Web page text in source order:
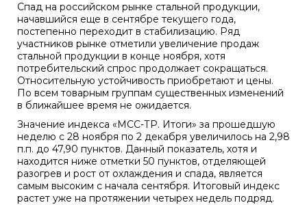
Спад на российском рынке стальной продукции,
начавшийся еще в сентябре текущего года,
постепенно переходит в стабилизацию. Ряд
участников рынке отметили увеличение продаж
стальной продукции в конце ноября, хотя
потребительский спрос продолжает сокращаться.
Относительную устойчивость приобретают и цены.
По всем товарным группам существенных изменений
в ближайшее время не ожидается.
Значение индекса «МСС-ТР. Итоги» за прошедшую
неделю с 28 ноября по 2 декабря увеличилось на 2,98
п.п. до 47,90 пунктов. Данный показатель, хотя и
находится ниже отметки 50 пунктов, отделяющей
разогрев и рост от охлаждения и спада, является
самым высоким с начала сентября. Итоговый индекс
растет уже на протяжении четырех недель подряд.